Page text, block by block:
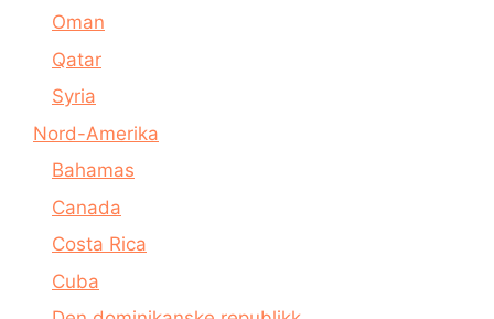
Oman
Qatar
Syria
Nord-Amerika
Bahamas
Canada
Costa Rica
Cuba